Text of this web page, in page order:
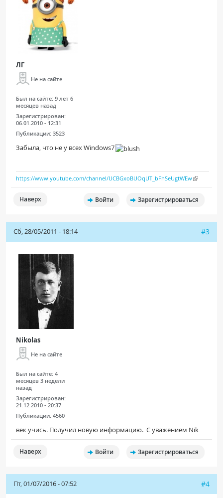
ЛГ
Не на сайте
Был на сайте: 9 лет 6
месяцев назад
Зарегистрирован:
06.01.2010 - 12:31
Публикации: 3523
Забыла, что не у всех Windows7
https://www.youtube.com/channel/UCBGxoBUOqUT_bFhSeUgtWEw
Наверх Войти Зарегистрироваться
Сб, 28/05/2011 - 18:14 #3
Nikolas
Не на сайте
Был на сайте: 4
месяцев 3 недели
назад
Зарегистрирован:
21.12.2010 - 20:37
Публикации: 4560
век учись. Получил новую информацию. С уважением Nik
Наверх Войти Зарегистрироваться
Пт, 01/07/2016 - 07:52 #4